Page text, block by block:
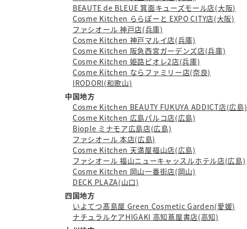
BEAUTE de BLEUE 箕面キューズモール店(大阪)
Cosme Kitchen ららぽーと EXPO CITY店(大阪)
ファシオール 神戸店(兵庫)
Cosme Kitchen 神戸マルイ店(兵庫)
Cosme Kitchen 阪急西宮ガーデンズ店(兵庫)
Cosme Kitchen 姫路ピオレ2店(兵庫)
Cosme Kitchen ならファミリー店(奈良)
IRODORI(和歌山)
中国地方
Cosme Kitchen BEAUTY FUKUYA ADDICT店(広島)
Cosme Kitchen 広島パルコ店(広島)
Biople ミナモア広島店(広島)
ファシオール 本店(広島)
Cosme Kitchen 天満屋福山店(広島)
ファシオール 福山ニューキャッスルホテル店(広島)
Cosme Kitchen 岡山一番街店(岡山)
DECK PLAZA(山口)
四国地方
いよてつ髙島屋 Green Cosmetic Garden(愛媛)
ナチュラルケアHIGAKI 高知蔦屋書店(高知)